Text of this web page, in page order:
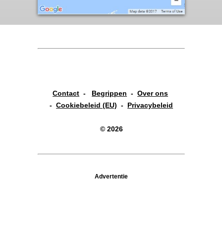
Contact - Begrippen -Over ons
-Cookiebeleid (EU) - Privacybeleid
© 2026
Advertentie